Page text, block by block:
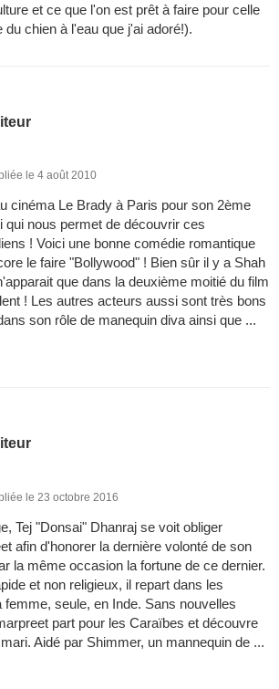
et ce que l'on est prêt à faire pour celle
chien à l'eau que j'ai adoré!).
le 4 août 2010
cinéma Le Brady à Paris pour son 2ème
qui nous permet de découvrir ces
! Voici une bonne comédie romantique
le faire "Bollywood" ! Bien sûr il y a Shah
que dans la deuxième moitié du film
! Les autres acteurs aussi sont très bons
son rôle de manequin diva ainsi que ...
le 23 octobre 2016
Tej "Donsai" Dhanraj se voit obliger
afin d'honorer la dernière volonté de son
la même occasion la fortune de ce dernier.
et non religieux, il repart dans les
seule, en Inde. Sans nouvelles
part pour les Caraïbes et découvre
Aidé par Shimmer, un mannequin de ...